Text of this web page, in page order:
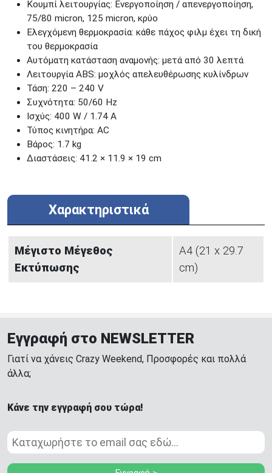
Κουμπί λειτουργίας: Ενεργοποίηση / απενεργοποίηση,
75/80 micron, 125 micron, κρύο
Ελεγχόμενη θερμοκρασία: κάθε πάχος φιλμ έχει τη δική
του θερμοκρασία
Αυτόματη κατάσταση αναμονής: μετά από 30 λεπτά
Λειτουργία ABS: μοχλός απελευθέρωσης κυλίνδρων
Τάση: 220 – 240 V
Συχνότητα: 50/60 Hz
Ισχύς: 400 W / 1.74 A
Τύπος κινητήρα: AC
Βάρος: 1.7 kg
Διαστάσεις: 41.2 × 11.9 × 19 cm
Χαρακτηριστικά
Μέγιστο Μέγεθος
Εκτύπωσης
Α4 (21 x 29.7
cm)
Εγγραφή στο NEWSLETTER
Γιατί να χάνεις Crazy Weekend, Προσφορές και πολλά
άλλα;
Κάνε την εγγραφή σου τώρα!